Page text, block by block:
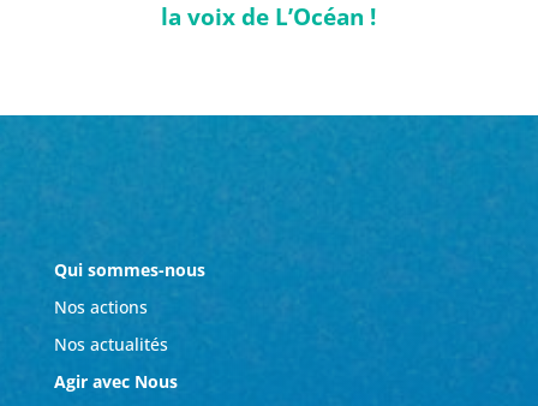
la voix de L’Océan !
Qui sommes-nous
Nos actions
Nos actualités
Agir avec Nous